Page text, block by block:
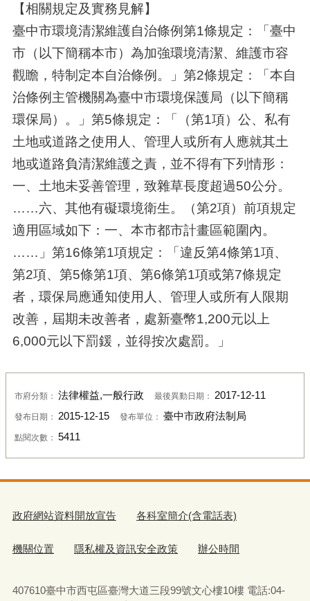
【相關規定及實務見解】
臺中市環境清潔維護自治條例第1條規定：「臺中
市（以下簡稱本市）為加強環境清潔、維護市容
觀瞻，特制定本自治條例。」第2條規定：「本自
治條例主管機關為臺中市環境保護局（以下簡稱
環保局）。」第5條規定：「（第1項）公、私有
土地或道路之使用人、管理人或所有人應就其土
地或道路負清潔維護之責，並不得有下列情形：
一、土地未妥善管理，致雜草長度超過50公分。
……六、其他有礙環境衛生。（第2項）前項規定
適用區域如下：一、本市都市計畫區範圍內。
……」第16條第1項規定：「違反第4條第1項、
第2項、第5條第1項、第6條第1項或第7條規定
者，環保局應通知使用人、管理人或所有人限期
改善，屆期未改善者，處新臺幣1,200元以上
6,000元以下罰鍰，並得按次處罰。」
市府分類： 法律權益,一般行政 最後異動日期： 2017-12-11
發布日期： 2015-12-15 發布單位： 臺中市政府法制局
點閱次數： 5411
政府網站資料開放宣告 各科室簡介(含電話表)
機關位置 隱私權及資訊安全政策 辦公時間
407610臺中市西屯區臺灣大道三段99號文心樓10樓 電話:04-